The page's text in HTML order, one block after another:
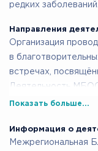
редких заболеваний.
Направления
Организация
в
встречах,
Деятельность
объединение семей
Наши логотипы -
Показать больше...
Информация о
Межрегиональная